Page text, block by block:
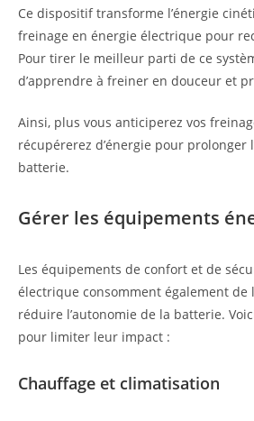
Ce dispositif transforme l’énergie
freinage en énergie électrique pour
Pour tirer le meilleur parti de ce
d’apprendre à freiner en douceur et
Ainsi, plus vous anticiperez vos
récupérerez d’énergie pour prolonger
batterie.
Gérer les équipements
Les équipements de confort et de
électrique consomment également de
réduire l’autonomie de la batterie.
pour limiter leur impact :
Chauffage et climatisation